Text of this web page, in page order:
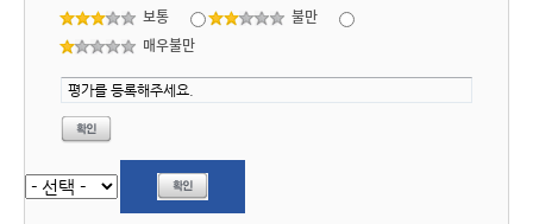
보통
불만
매우불만